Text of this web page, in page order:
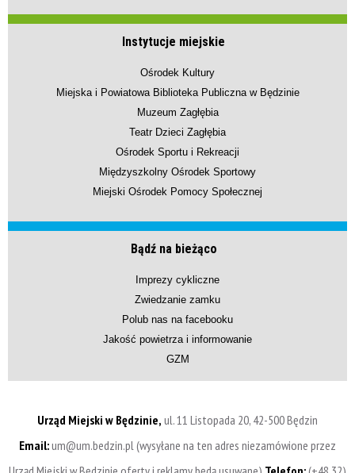
Instytucje miejskie
Ośrodek Kultury
Miejska i Powiatowa Biblioteka Publiczna w Będzinie
Muzeum Zagłębia
Teatr Dzieci Zagłębia
Ośrodek Sportu i Rekreacji
Międzyszkolny Ośrodek Sportowy
Miejski Ośrodek Pomocy Społecznej
Bądź na bieżąco
Imprezy cykliczne
Zwiedzanie zamku
Polub nas na facebooku
Jakość powietrza i informowanie
GZM
Urząd Miejski w Będzinie, ul. 11 Listopada 20, 42-500 Będzin
Email:um@um.bedzin.pl (wysyłane na ten adres niezamówione przez